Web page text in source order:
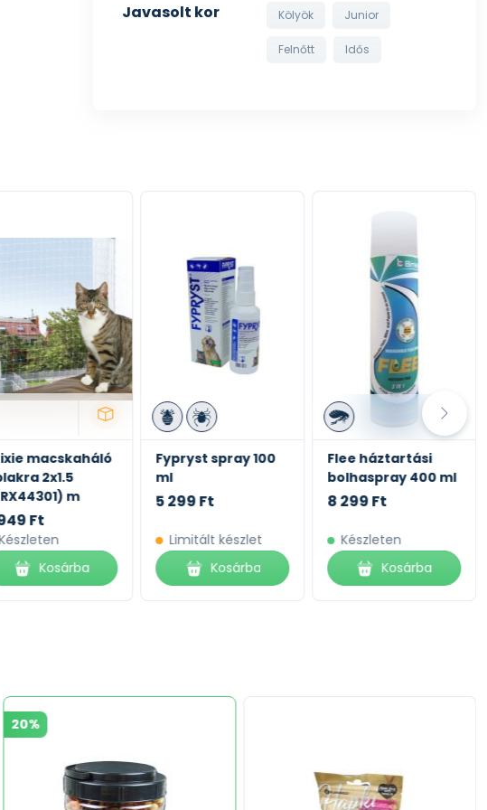
Javasolt kor Kölyök Junior
Felnőtt Idős
macskaháló
2x1.5
m
Ft
Kosárba
Fypryst spray 100
ml
5 299 Ft
Limitált készlet
Kosárba
Flee háztartási
bolhaspray 400 ml
8 299 Ft
Készleten
Kosárba
20%